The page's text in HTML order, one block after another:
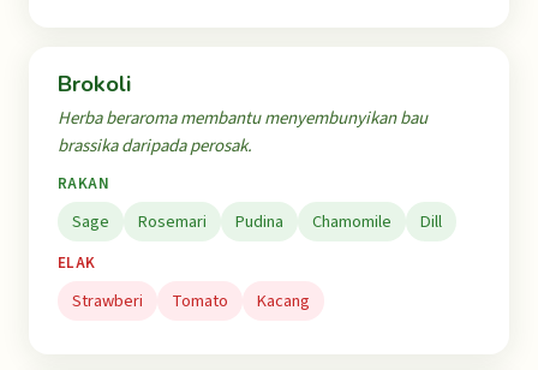
Brokoli
Herba beraroma membantu menyembunyikan bau
brassika daripada perosak.
RAKAN
Sage Rosemari Pudina Chamomile Dill
ELAK
Strawberi Tomato Kacang